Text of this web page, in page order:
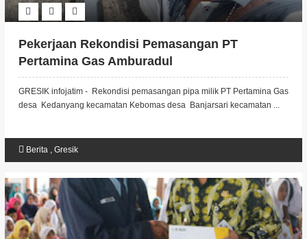
Pekerjaan Rekondisi Pemasangan PT
Pertamina Gas Amburadul
GRESIK infojatim - Rekondisi pemasangan pipa milik PT Pertamina Gas
desa Kedanyang kecamatan Kebomas desa Banjarsari kecamatan ...
Berita, Gresik